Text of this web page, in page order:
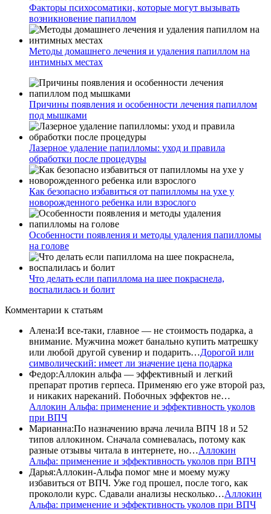
Факторы психосоматики, которые могут вызывать
возникновение папиллом
Методы домашнего лечения и удаления папиллом на
интимных местах
Причины появления и особенности лечения папиллом
под мышками
Лазерное удаление папилломы: уход и правила
обработки после процедуры
Как безопасно избавиться от папилломы на ухе у
новорожденного ребенка или взрослого
Особенности появления и методы удаления папилломы
на голове
Что делать если папиллома на шее покраснела,
воспалилась и болит
Комментарии к статьям
Алена:И все-таки, главное — не стоимость подарка, а
внимание. Мужчина может банально купить матрешку
или любой другой сувенир и подарить…Дорогой или
символический: имеет ли значение цена подарка
Федор:Аллокин альфа — эффективный и легкий
препарат против герпеса. Применяю его уже второй раз,
и никаких нареканий. Побочных эффектов не…
Аллокин Альфа: применение и эффективность уколов
при ВПЧ
Марианна:По назначению врача лечила ВПЧ 18 и 52
типов аллокином. Сначала сомневалась, потому как
разные отзывы читала в интернете, но…Аллокин
Альфа: применение и эффективность уколов при ВПЧ
Дарья:Аллокин-Альфа помог мне и моему мужу
избавиться от ВПЧ. Уже год прошел, после того, как
прокололи курс. Сдавали анализы несколько…Аллокин
Альфа: применение и эффективность уколов при ВПЧ